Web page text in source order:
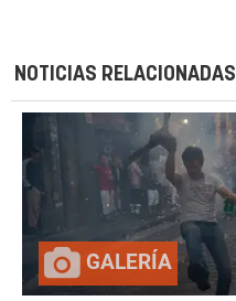
NOTICIAS RELACIONADAS
GALERÍA